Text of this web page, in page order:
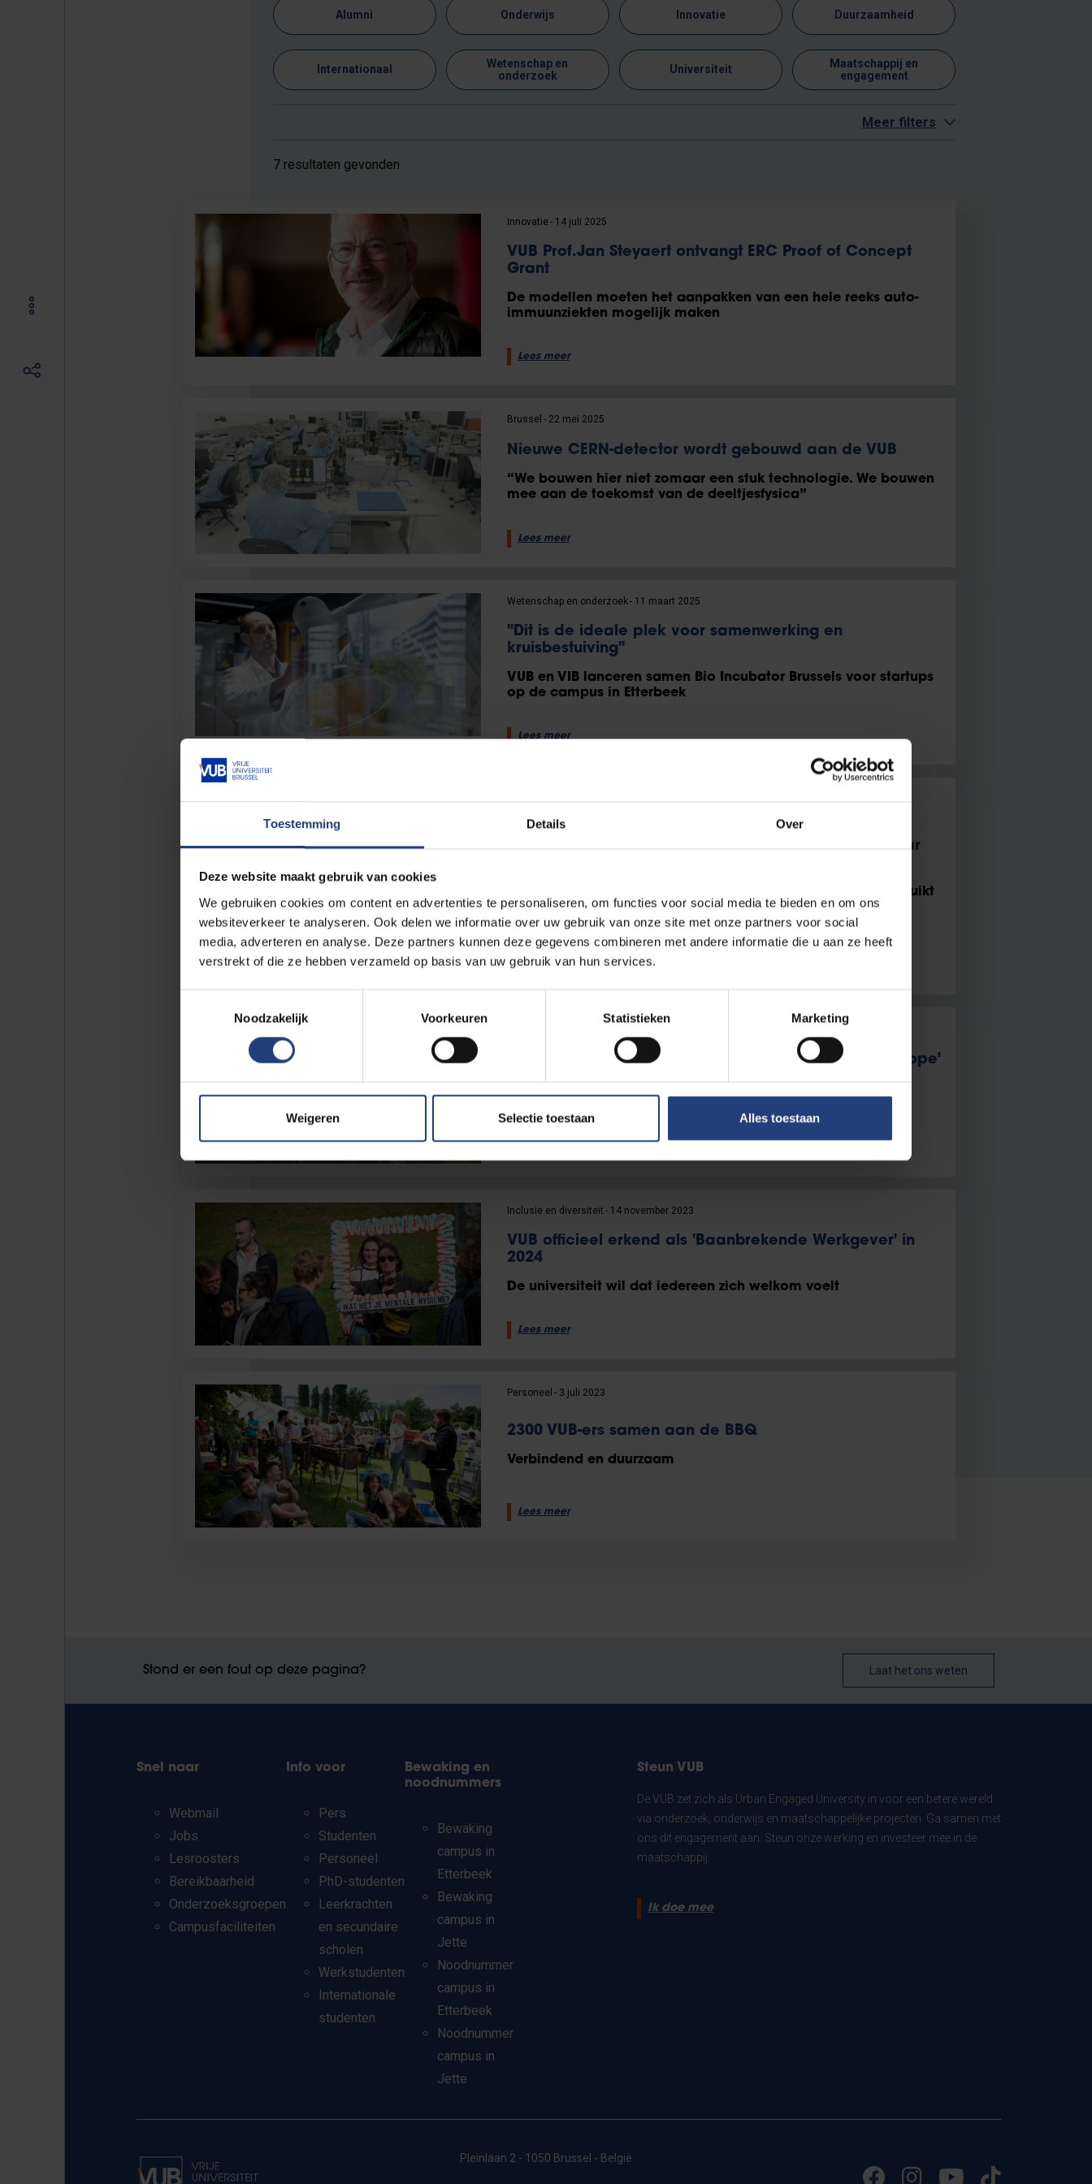
Toestemming Details Over
Deze website maakt gebruik van cookies
We gebruiken cookies om content en advertenties te personaliseren, om functies voor social media te bieden en om ons
websiteverkeer te analyseren. Ook delen we informatie over uw gebruik van onze site met onze partners voor social
media, adverteren en analyse. Deze partners kunnen deze gegevens combineren met andere informatie die u aan ze heeft
verstrekt of die ze hebben verzameld op basis van uw gebruik van hun services.
Noodzakelijk
Voorkeuren Statistieken Marketing
Weigeren Selectie toestaan Alles toestaan
Alumni Onderwijs Innovatie Duurzaamheid
Internationaal
Wetenschap en
onderzoek
Universiteit
Maatschappij en
engagement
Meer filters
7 resultaten gevonden
Innovatie 14 juli 2025
VUB Prof.Jan Steyaert ontvangt ERC Proof of Concept
Grant
De modellen moeten het aanpakken van een hele reeks auto-
immuunziekten mogelijk maken
Lees meer
Brussel 22 mei 2025
Nieuwe CERN-detector wordt gebouwd aan de VUB
“We bouwen hier niet zomaar een stuk technologie. We bouwen
mee aan de toekomst van de deeltjesfysica”
Lees meer
Wetenschap en onderzoek 11 maart 2025
"Dit is de ideale plek voor samenwerking en
kruisbestuiving"
VUB en VIB lanceren samen Bio Incubator Brussels voor startups
op de campus in Etterbeek
Lees meer
Wetenschap en onderzoek 3 februari 2025
VUB-onderzoeksgroep ontvangt prestigieuze FWO-
financiering van 1,5 miljoen euro voor onderzoek naar
Neuromodulatie, een techniek die elektrische impulsen gebruikt
om pijnsignalen te onderdrukken, biedt een uitweg voor
patiënten bij wie andere behandelingen falen
Lees meer
VUB in top 20 bij behalen EU-financiering ‘Horizon Europe’
Inclusie en diversiteit 14 november 2023
VUB officieel erkend als 'Baanbrekende Werkgever' in
2024
De universiteit wil dat iedereen zich welkom voelt
Lees meer
Personeel 3 juli 2023
2300 VUB-ers samen aan de BBQ
Verbindend en duurzaam
Lees meer
Stond er een fout op deze pagina? Laat het ons weten
Snel naar
Webmail
Jobs
Lesroosters
Bereikbaarheid
Onderzoeksgroepen
Campusfaciliteiten
Info voor
Pers
Studenten
Personeel
PhD-studenten
Leerkrachten
en secundaire
scholen
Werkstudenten
Internationale
studenten
Bewaking en
noodnummers
Bewaking
campus in
Etterbeek
Bewaking
campus in
Jette
Noodnummer
campus in
Etterbeek
Noodnummer
campus in
Jette
Steun VUB
De VUB zet zich als Urban Engaged University in voor een betere wereld
via onderzoek, onderwijs en maatschappelijke projecten. Ga samen met
ons dit engagement aan. Steun onze werking en investeer mee in de
maatschappij.
Ik doe mee
Pleinlaan 2 - 1050 Brussel - België